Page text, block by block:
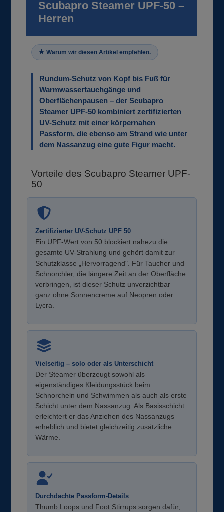
Scubapro Steamer UPF-50 –
Herren
Warum wir diesen Artikel empfehlen.
Rundum-Schutz von Kopf bis Fuß für
Warmwassertauchgänge und
Oberflächenpausen – der Scubapro
Steamer UPF-50 kombiniert zertifizierten
UV-Schutz mit einer körpernahen
Passform, die ebenso am Strand wie unter
dem Nassanzug eine gute Figur macht.
Vorteile des Scubapro Steamer UPF-
50
Zertifizierter UV-Schutz UPF 50
Ein UPF-Wert von 50 blockiert nahezu die
gesamte UV-Strahlung und gehört damit zur
Schutzklasse „Hervorragend". Für Taucher und
Schnorchler, die längere Zeit an der Oberfläche
verbringen, ist dieser Schutz unverzichtbar –
ganz ohne Sonnencreme auf Neopren oder
Lycra.
Vielseitig – solo oder als Unterschicht
Der Steamer überzeugt sowohl als
eigenständiges Kleidungsstück beim
Schnorcheln und Schwimmen als auch als erste
Schicht unter dem Nassanzug. Als Basisschicht
erleichtert er das Anziehen des Nassanzugs
erheblich und bietet gleichzeitig zusätzliche
Wärme.
Durchdachte Passform-Details
Thumb Loops und Foot Stirrups sorgen dafür,